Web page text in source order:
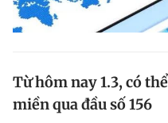
Từ hôm nay 1.3, có
miền qua đầu số 156